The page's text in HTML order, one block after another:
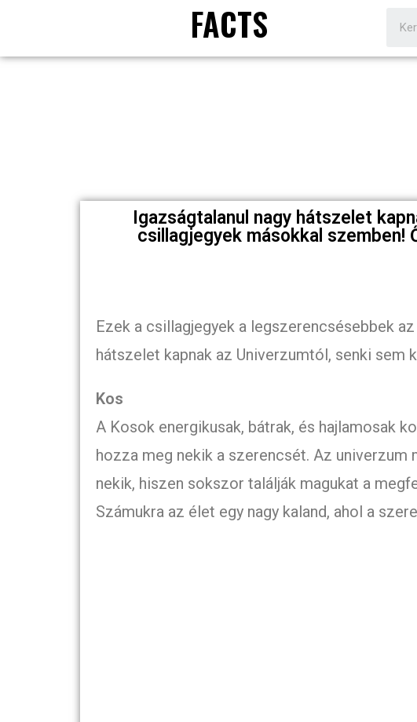
FACTS
Igazságtalanul nagy hátszelet
csillagjegyek másokkal szemben!
Ezek a csillagjegyek a legszerencsésebbek
hátszelet kapnak az Univerzumtól, senki sem
Kos
A Kosok energikusak, bátrak, és hajlamosak
hozza meg nekik a szerencsét. Az univerzum
nekik, hiszen sokszor találják magukat a
Számukra az élet egy nagy kaland, ahol a